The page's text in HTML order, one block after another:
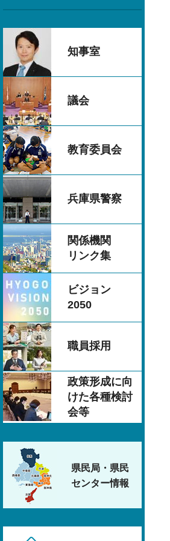
知事室
議会
教育委員会
兵庫県警察
関係機関
リンク集
ビジョン
2050
職員採用
政策形成に向
けた各種検討
会等
県民局・県民
センター情報